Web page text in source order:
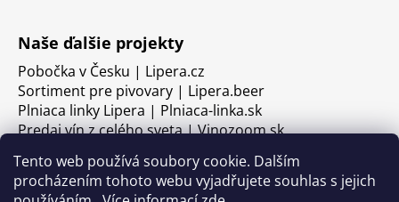
Tento web používá soubory cookie. Dalším
procházením tohoto webu vyjadřujete souhlas s jejich
Naše ďalšie projekty
Pobočka v Česku | Lipera.cz
Sortiment pre pivovary | Lipera.beer
Plniaca linky Lipera | Plniaca-linka.sk
Predaj vín z celého sveta | Vinozoom.sk